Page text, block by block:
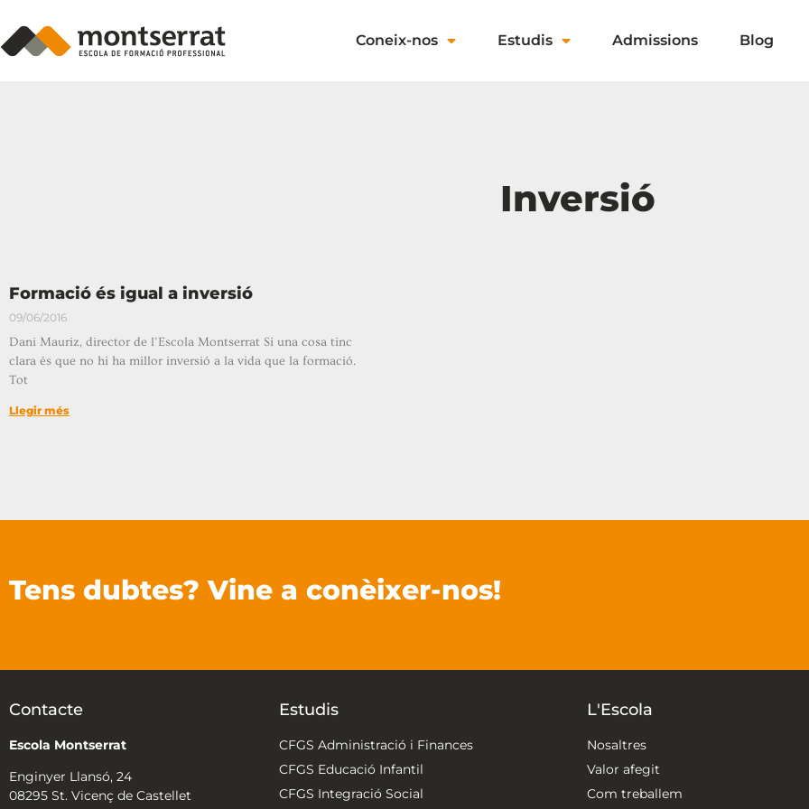
Coneix-nos Estudis Admissions Blog
Inversió
Formació és igual a inversió
09/06/2016
Dani Mauriz, director de l’Escola Montserrat Si una cosa tinc
clara és que no hi ha millor inversió a la vida que la formació.
Tot
Llegir més
Tens dubtes? Vine a conèixer-nos!
Contacte
Escola Montserrat
Enginyer Llansó, 24
08295 St. Vicenç de Castellet
Estudis
CFGS Administració i Finances
CFGS Educació Infantil
CFGS Integració Social
L'Escola
Nosaltres
Valor afegit
Com treballem